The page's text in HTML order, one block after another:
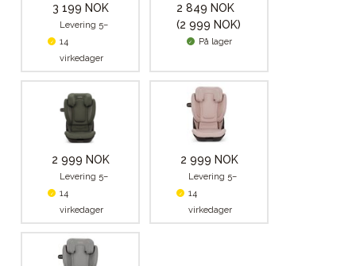
3 199 NOK
Levering 5–
14
virkedager
2 849 NOK
(2 999 NOK)
På lager
2 999 NOK
Levering 5–
14
virkedager
2 999 NOK
Levering 5–
14
virkedager